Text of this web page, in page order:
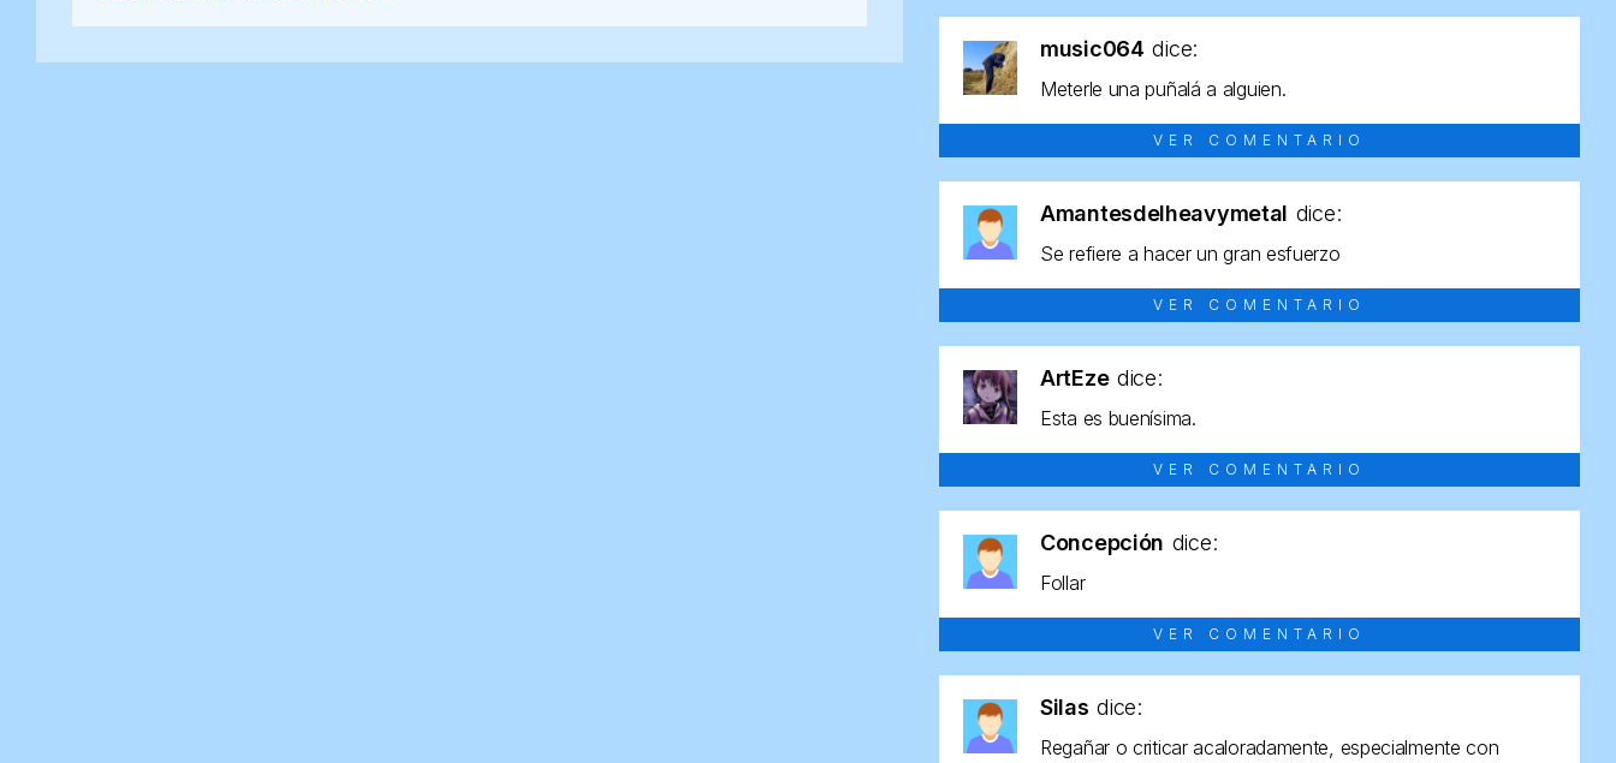
music064 dice:
Meterle una puñalá a alguien.
VER COMENTARIO
Amantesdelheavymetal dice:
Se refiere a hacer un gran esfuerzo
VER COMENTARIO
ArtEze dice:
Esta es buenísima.
VER COMENTARIO
Concepción dice:
Follar
VER COMENTARIO
Silas dice:
Regañar o criticar acaloradamente, especialmente con